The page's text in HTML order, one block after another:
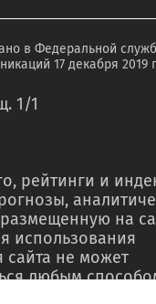
в Федеральной
17 декабря 2019
1/1
рейтинги и
на
использования
не может
любым
в